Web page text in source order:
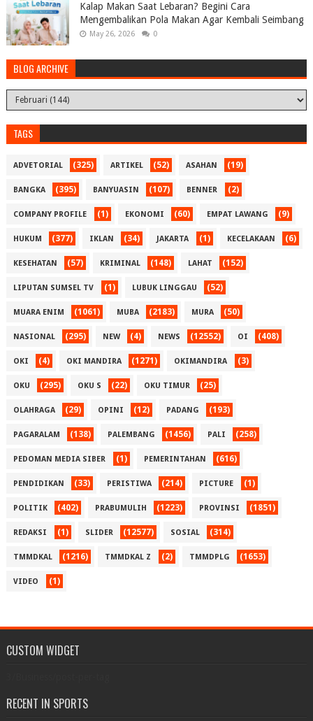
Kalap Makan Saat Lebaran? Begini Cara
Mengembalikan Pola Makan Agar Kembali Seimbang
May 26, 2026 0
BLOG ARCHIVE
TAGS
ADVETORIAL (325) ARTIKEL (52) ASAHAN (19)
BANGKA (395) BANYUASIN (107) BENNER (2)
COMPANY PROFILE (1) EKONOMI (60) EMPAT LAWANG (9)
HUKUM (377) IKLAN (34) JAKARTA (1) KECELAKAAN (6)
KESEHATAN (57) KRIMINAL (148) LAHAT (152)
LIPUTAN SUMSEL TV (1) LUBUK LINGGAU (52)
MUARA ENIM (1061) MUBA (2183) MURA (50)
NASIONAL (295) NEW (4) NEWS (12552) OI (408)
OKI (4) OKI MANDIRA (1271) OKIMANDIRA (3)
OKU (295) OKU S (22) OKU TIMUR (25)
OLAHRAGA (29) OPINI (12) PADANG (193)
PAGARALAM (138) PALEMBANG (1456) PALI (258)
PEDOMAN MEDIA SIBER (1) PEMERINTAHAN (616)
PENDIDIKAN (33) PERISTIWA (214) PICTURE (1)
POLITIK (402) PRABUMULIH (1223) PROVINSI (1851)
REDAKSI (1) SLIDER (12577) SOSIAL (314)
TMMDKAL (1216) TMMDKAL Z (2) TMMDPLG (1653)
VIDEO (1)
CUSTOM WIDGET
RECENT IN SPORTS